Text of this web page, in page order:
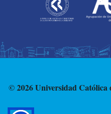
© 2026 Universidad Católica